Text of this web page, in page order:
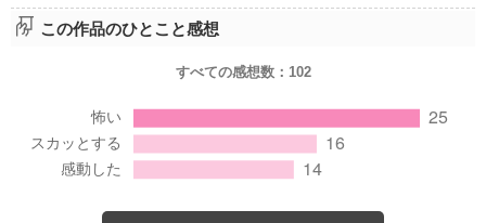
この作品のひとこと感想
すべての感想数： 102